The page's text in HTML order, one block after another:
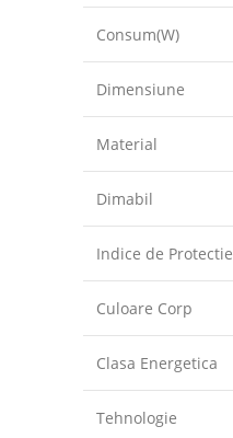
Consum(W)
Dimensiune
Material
Dimabil
Indice de Protectie
Culoare Corp
Clasa Energetica
Tehnologie